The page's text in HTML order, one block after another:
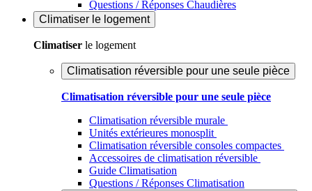
Questions / Réponses Chaudières
Climatiser le logement
Climatiser le logement
Climatisation réversible pour une seule pièce
Climatisation réversible pour une seule pièce
Climatisation réversible murale
Unités extérieures monosplit
Climatisation réversible consoles compactes
Accessoires de climatisation réversible
Guide Climatisation
Questions / Réponses Climatisation